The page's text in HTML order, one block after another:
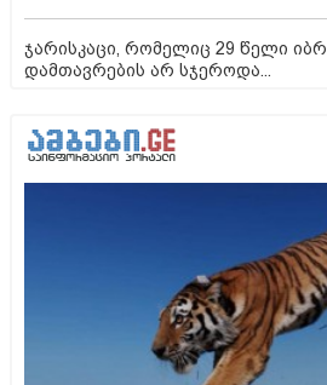
ჯარისკაცი, რომელიც 29 წელი
დამთავრების არ სჯეროდა...